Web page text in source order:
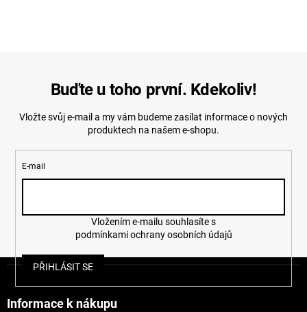
Buďte u toho první. Kdekoliv!
Vložte svůj e-mail a my vám budeme zasílat informace o nových
produktech na našem e-shopu.
E-mail
podmínkami ochrany osobních údajů
PŘIHLÁSIT SE
Informace k nákupu